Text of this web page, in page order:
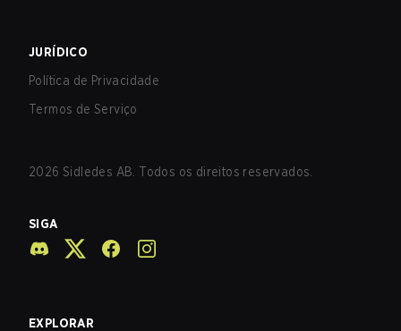
JURÍDICO
Política de Privacidade
Termos de Serviço
2026 Sidledes AB. Todos os direitos reservados.
SIGA
EXPLORAR